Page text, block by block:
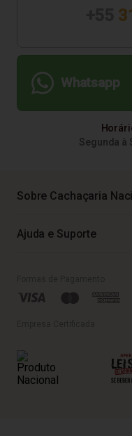
31
Whatsapp
Segunda à
Sobre Cachaçaria
Ajuda e Suporte